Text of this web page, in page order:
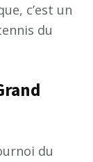
c’est un
du
du